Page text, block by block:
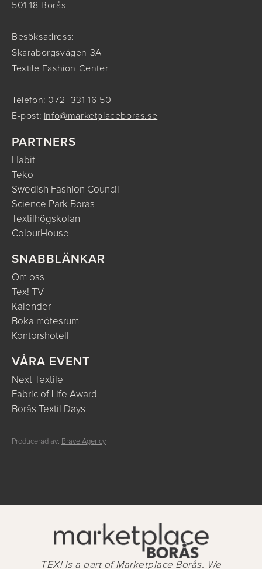
501 18 Borås
Besöksadress:
Skaraborgsvägen 3A
Textile Fashion Center
Telefon: 072–331 16 50
E-post: info@marketplaceboras.se
PARTNERS
Habit
Teko
Swedish Fashion Council
Science Park Borås
Textilhögskolan
ColourHouse
SNABBLÄNKAR
Om oss
Tex! TV
Kalender
Boka mötesrum
Kontorshotell
VÅRA EVENT
Next Textile
Fabric of Life Award
Borås Textil Days
Producerad av: Brave Agency
TEX! is a part of Marketplace Borås. We